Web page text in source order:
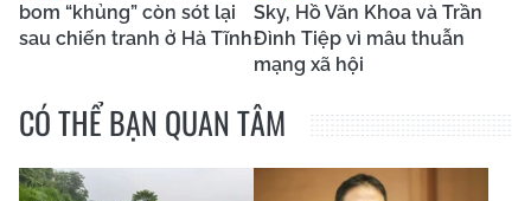
bom “khủng” còn sót lại
sau chiến tranh ở Hà Tĩnh
Sky, Hồ Văn Khoa và Trần
Đình Tiệp vì mâu thuẫn
mạng xã hội
CÓ THỂ BẠN QUAN TÂM